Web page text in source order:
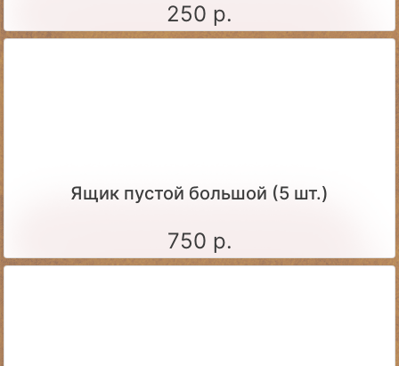
250 р.
Ящик пустой большой (5 шт.)
750 р.